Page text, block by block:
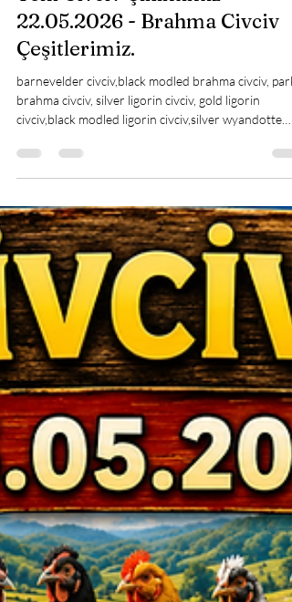
Brahma Süs Tavukları İstanbul
22 May
Yeni Civciv Çıkımımız
22.05.2026 - Brahma Civciv
Çeşitlerimiz.
barnevelder civciv,black modled brahma civciv, park
brahma civciv, silver ligorin civciv, gold ligorin
civciv,splash wyandotte civciv,red blue wyandotte
civciv,gsg wyandotte civciv,trabzon gugullu civciv,
civciv,silver appenzeller civciv,gold appenzeller
civciv,black appenzeller civciv,blue appenzeller civciv,